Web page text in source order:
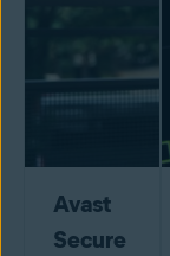
Avast
Secure